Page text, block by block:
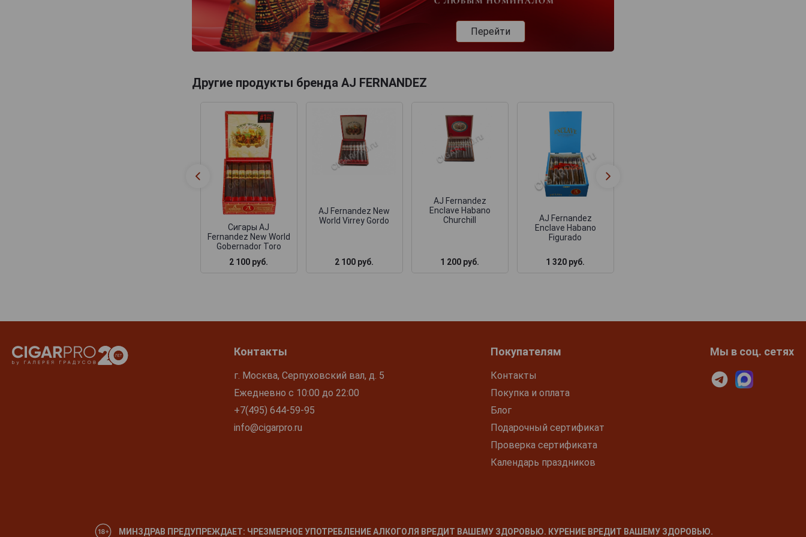
Перейти
Другие продукты бренда AJ FERNANDEZ
Сигары AJ
Fernandez New World
Gobernador Toro
2 100 руб.
AJ Fernandez New
World Virrey Gordo
2 100 руб.
AJ Fernandez
Enclave Habano
Churchill
1 200 руб.
AJ Fernandez
Enclave Habano
Figurado
1 320 руб.
Контакты
г. Москва, Серпуховский вал, д. 5
Ежедневно с 10:00 до 22:00
+7(495) 644-59-95
info@cigarpro.ru
Покупателям
Контакты
Покупка и оплата
Блог
Подарочный сертификат
Проверка сертификата
Календарь праздников
Мы в соц. сетях
МИНЗДРАВ ПРЕДУПРЕЖДАЕТ: ЧРЕЗМЕРНОЕ УПОТРЕБЛЕНИЕ АЛКОГОЛЯ ВРЕДИТ ВАШЕМУ ЗДОРОВЬЮ. КУРЕНИЕ ВРЕДИТ ВАШЕМУ ЗДОРОВЬЮ.